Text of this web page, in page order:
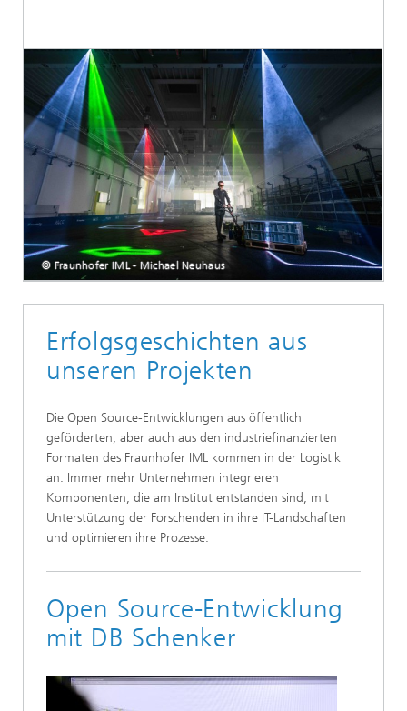
© Fraunhofer IML - Michael Neuhaus
Erfolgsgeschichten aus
unseren Projekten
Die Open Source-Entwicklungen aus öffentlich
geförderten, aber auch aus den industriefinanzierten
Formaten des Fraunhofer IML kommen in der Logistik
an: Immer mehr Unternehmen integrieren
Komponenten, die am Institut entstanden sind, mit
Unterstützung der Forschenden in ihre IT-Landschaften
und optimieren ihre Prozesse.
Open Source-Entwicklung
mit DB Schenker